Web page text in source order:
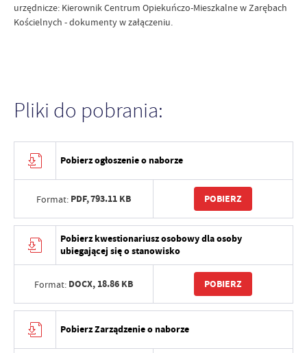
urzędnicze: Kierownik Centrum Opiekuńczo-Mieszkalne w Zarębach
Kościelnych - dokumenty w załączeniu.
Pliki do pobrania:
Pobierz ogłoszenie o naborze
Format: PDF,793.11 KB POBIERZ
Pobierz kwestionariusz osobowy dla osoby
ubiegającej się o stanowisko
Format: DOCX, 18.86 KB POBIERZ
Pobierz Zarządzenie o naborze